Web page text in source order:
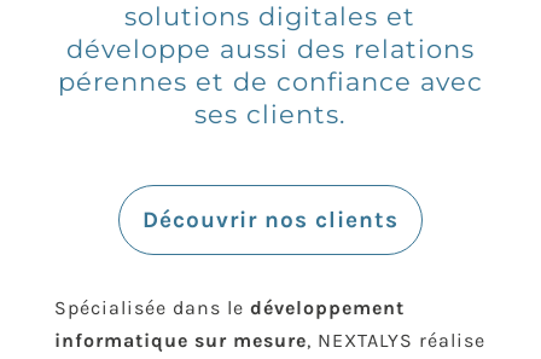
solutions digitales et
développe aussi des relations
pérennes et de confiance avec
ses clients.
Découvrir nos clients
Spécialisée dans le développement
informatique sur mesure, NEXTALYS réalise